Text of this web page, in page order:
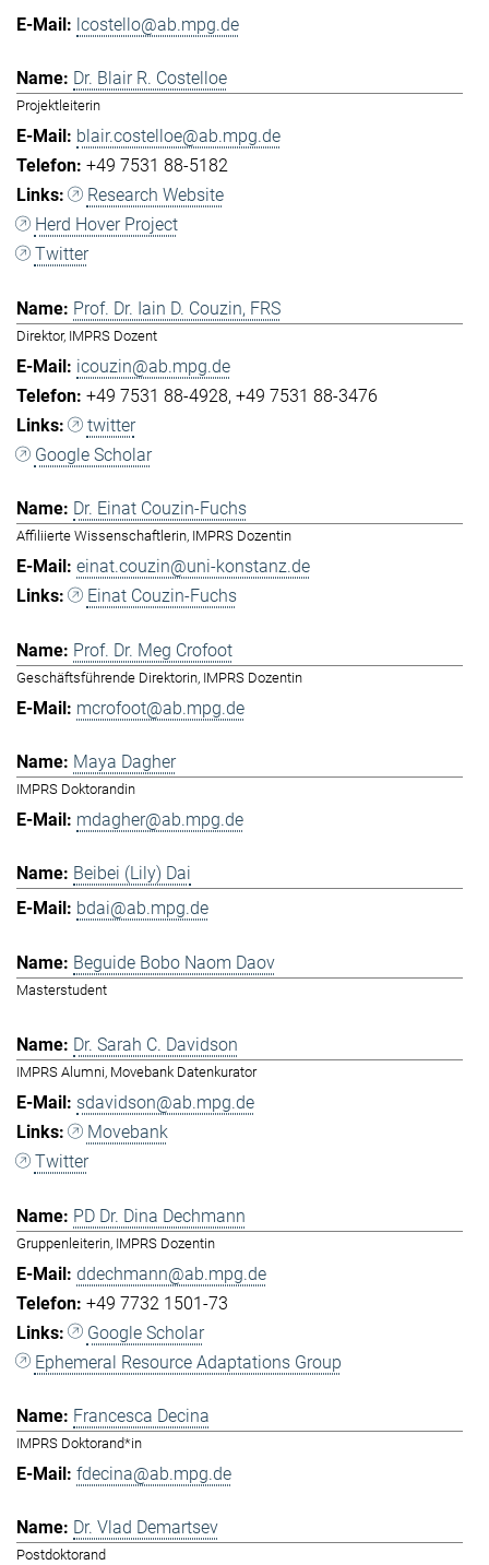
lcostello@ab.mpg.de
Dr. Blair R. Costelloe
Projektleiterin
blair.costelloe@ab.mpg.de
+49 7531 88-5182
Research Website
Herd Hover Project
Twitter
Prof. Dr. Iain D. Couzin, FRS
Direktor, IMPRS Dozent
icouzin@ab.mpg.de
+49 7531 88-4928 +49 7531 88-3476
twitter
Google Scholar
Dr. Einat Couzin-Fuchs
Affiliierte Wissenschaftlerin, IMPRS Dozentin
einat.couzin@uni-konstanz.de
Einat Couzin-Fuchs
Prof. Dr. Meg Crofoot
Geschäftsführende Direktorin, IMPRS Dozentin
mcrofoot@ab.mpg.de
Maya Dagher
IMPRS Doktorandin
mdagher@ab.mpg.de
Beibei (Lily) Dai
bdai@ab.mpg.de
Beguide Bobo Naom Daov
Masterstudent
Dr. Sarah C. Davidson
IMPRS Alumni, Movebank Datenkurator
sdavidson@ab.mpg.de
Movebank
Twitter
PD Dr. Dina Dechmann
Gruppenleiterin, IMPRS Dozentin
ddechmann@ab.mpg.de
+49 7732 1501-73
Google Scholar
Ephemeral Resource Adaptations Group
Francesca Decina
IMPRS Doktorand*in
fdecina@ab.mpg.de
Dr. Vlad Demartsev
Postdoktorand